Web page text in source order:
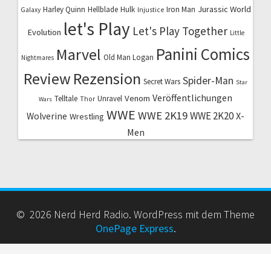
Galaxy Harley Quinn Hellblade Hulk Injustice Iron Man Jurassic World
Evolution let's Play Let's Play Together Little
Nightmares Marvel Old Man Logan Panini Comics
Review Rezension Secret Wars Spider-Man Star
Wars Telltale Thor Unravel Venom Veröffentlichungen
Wolverine Wrestling WWE WWE 2K19WWE 2K20 X-
Men
© 2026 Nerd Herd Radio. WordPress mit dem Theme
OnePage Express.